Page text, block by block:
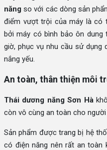
năng so với các dòng sản
điểm vượt trội của máy là có
bởi máy có bình bảo ôn
giờ, phục vụ nhu cầu sử dụng
nắng yếu.
An toàn, thân thiện môi
Thái dương năng Sơn Hà
còn vô cùng an toàn cho người
Sản phẩm được trang bị hệ
có điện năng nên rất an toàn